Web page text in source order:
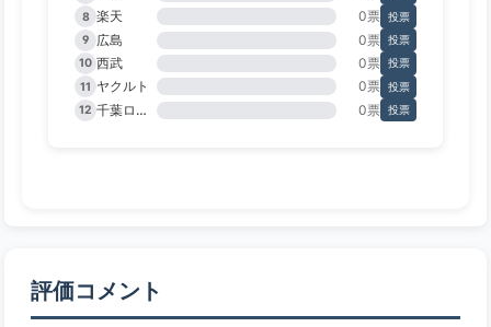
8 楽天 0票 投票
9
広島 0票 投票
10 西武 0票 投票
11 ヤクルト 0票 投票
12
千葉ロッテ 0票 投票
評価コメント